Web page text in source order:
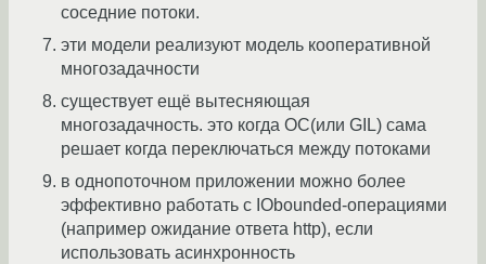
соседние потоки.
эти модели реализуют модель кооперативной
многозадачности
существует ещё вытесняющая
многозадачность. это когда ОС(или GIL) сама
решает когда переключаться между потоками
в однопоточном приложении можно более
эффективно работать с IObounded-операциями
(например ожидание ответа http), если
использовать асинхронность